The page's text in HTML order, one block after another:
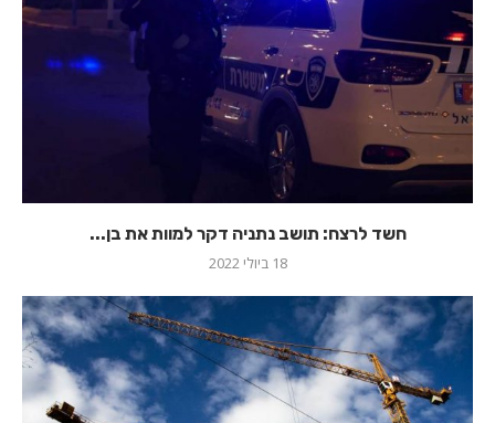
חשד לרצח: תושב נתניה דקר למוות את בן...
18 ביולי 2022